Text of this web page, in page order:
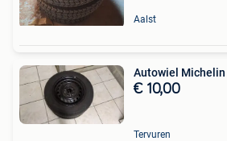
Aalst
Autowiel Michelin
€ 10,00
Tervuren